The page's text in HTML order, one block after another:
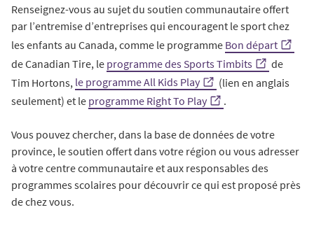
Renseignez-vous au sujet du soutien communautaire offert
par l’entremise d’entreprises qui encouragent le sport chez
les enfants au Canada, comme le programme Bon départ
de Canadian Tire, le programme des Sports Timbits
de
Tim Hortons, le programme All Kids Play
(lien en anglais
seulement) et le programme Right To Play .
Vous pouvez chercher, dans la base de données de votre
province, le soutien offert dans votre région ou vous adresser
à votre centre communautaire et aux responsables des
programmes scolaires pour découvrir ce qui est proposé près
de chez vous.